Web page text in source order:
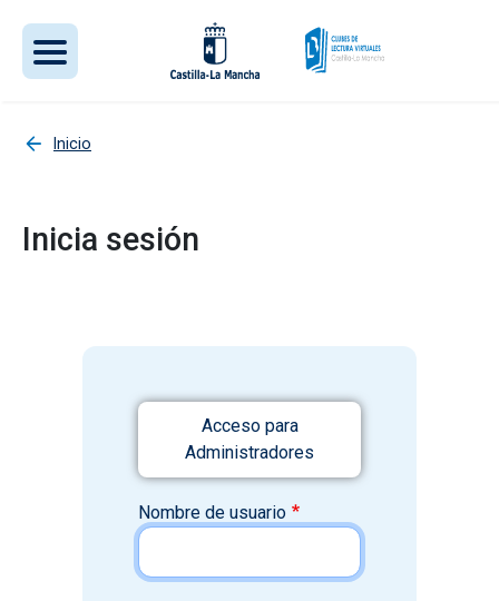
Inicio
Inicia sesión
Acceso para
Administradores
Nombre de usuario